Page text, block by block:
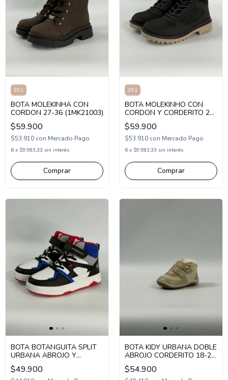
2X1
BOTA MOLEKINHA CON
CORDON 27-36 (1MK21003)
$59.900
$53.910 con Mercado Pago
6 x $9.983,33 sin interés
Comprar
2X1
BOTA MOLEKINHO CON
CORDON Y CORDERITO 28-
37 (1MK73313)
$59.900
$53.910 con Mercado Pago
6 x $9.983,33 sin interés
Comprar
BOTA BOTANGUITA SPLIT
URBANA ABROJO Y
CORDON 30-36 (1BOSPLIT)
$49.900
BOTA KIDY URBANA DOBLE
ABROJO CORDERITO 18-24
(KD81659)
$54.900